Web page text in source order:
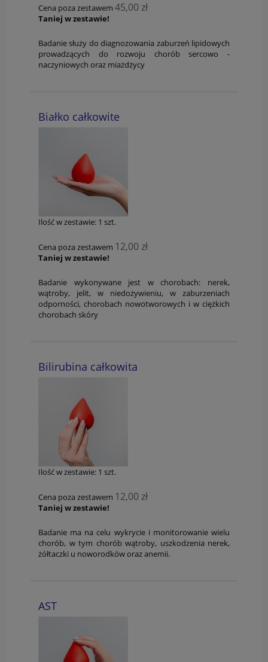
Cena poza zestawem 45,00 zł
Taniej w zestawie!
Badanie służy do diagnozowania zaburzeń lipidowych
prowadzących do rozwoju chorób sercowo -
naczyniowych oraz miażdżycy
Białko całkowite
Ilość w zestawie: 1 szt.
Cena poza zestawem 12,00 zł
Taniej w zestawie!
Badanie wykonywane jest w chorobach: nerek,
wątroby, jelit, w niedożywieniu, w zaburzeniach
odporności, chorobach nowotworowych i w ciężkich
chorobach skóry
Bilirubina całkowita
Ilość w zestawie: 1 szt.
Cena poza zestawem 12,00 zł
Taniej w zestawie!
Badanie ma na celu wykrycie i monitorowanie wielu
chorób, w tym chorób wątroby, uszkodzenia nerek,
żółtaczki u noworodków oraz anemii.
AST